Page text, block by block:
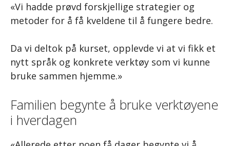
«Vi hadde prøvd forskjellige strategier og
metoder for å få kveldene til å fungere bedre.
Da vi deltok på kurset, opplevde vi at vi fikk et
nytt språk og konkrete verktøy som vi kunne
bruke sammen hjemme.»
Familien begynte å bruke verktøyene
i hverdagen